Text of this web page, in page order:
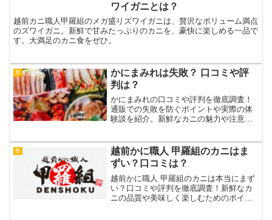
ワイガニとは？
越前カニ職人甲羅組のメガ盛りズワイガニは、贅沢なボリューム満点
のズワイガニ。新鮮で甘みたっぷりのカニを、豪快に楽しめる一品で
す。大満足のカニ食をぜひ。
蟹
かにまみれは失敗？ 口コミや評
判は？
かにまみれの口コミや評判を徹底調査！
通販での失敗を防ぐポイントや実際の体
験談を紹介。新鮮なカニの魅力や注意点
蟹
越前かに職人 甲羅組のカニはま
ずい？口コミは？
越前かに職人 甲羅組のカニは本当にまず
い？口コミや評判を徹底調査！新鮮なカ
ニの品質や美味しく楽しむためのポイン